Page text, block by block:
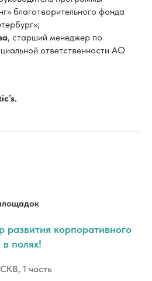
полях!
проекты и значимые
только в столице, но и «на
уникальными задачами и
волонтерства в масштабах